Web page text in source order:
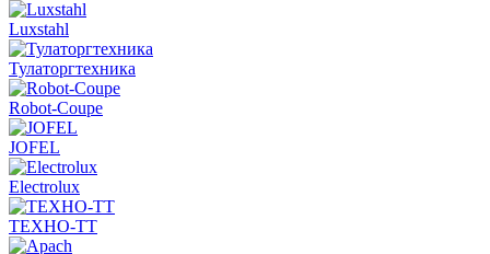
Luxstahl
Тулаторгтехника
Robot-Coupe
JOFEL
Electrolux
ТЕХНО-ТТ